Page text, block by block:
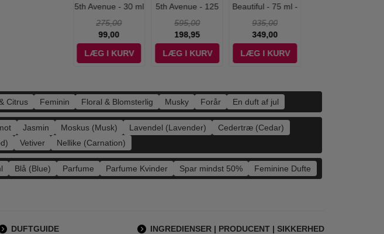
5th Avenue - 30 ml
275,00
99,00
LÆG I KURV
5th Avenue - 125
595,00
198,95
LÆG I KURV
Beautiful - 75 ml -
935,00
349,00
LÆG I KURV
Jasmin Moskus (Musk) Lavendel (Lavender)
Cedertræ (Cedar)
Vetiver Nellike (Carnation)
Citrus Feminin Floral & Blomsterlig Musky Forår En duft af jul
Blå (Blue) Parfume Parfume Kvinder Spar mindst 50% Feminine Dufte
DUFTGUIDE INGREDIENSER | PRODUCENT | SIKKERHED